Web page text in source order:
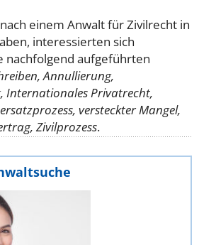
einem Anwalt für Zivilrecht in
interessierten sich
nachfolgend aufgeführten
Annullierung,
Internationales Privatrecht,
versteckter Mangel,
Zivilprozess.